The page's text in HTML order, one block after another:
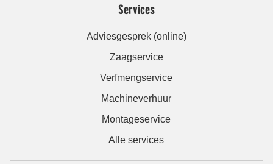
Services
Adviesgesprek (online)
Zaagservice
Verfmengservice
Machineverhuur
Montageservice
Alle services